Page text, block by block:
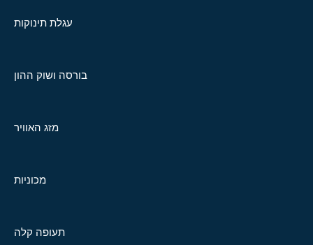
עגלת תינוקות
בורסה ושוק ההון
מזג האוויר
מכוניות
תעופה קלה